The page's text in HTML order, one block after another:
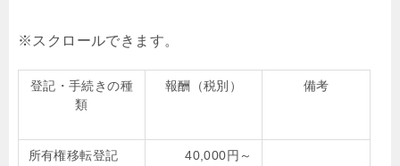
登記・手続きの種
類
報酬（税別） 備考
所有権移転登記
40,000円～